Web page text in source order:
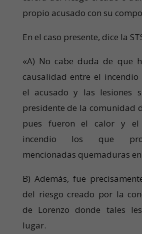
propio acusado con su
En el caso presente, dice la
«A) No cabe duda de que
causalidad entre el
el acusado y las lesiones
presidente de la comunidad
pues fueron el calor y
incendio los que
mencionadas quemaduras
B) Además, fue
del riesgo creado por la
de Lorenzo donde tales
lugar.